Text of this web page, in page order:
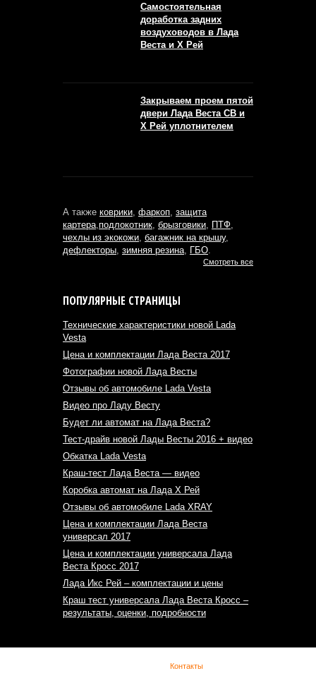
Самостоятельная
доработка задних
воздуховодов в Лада
Веста и Х Рей
Закрываем проем пятой
двери Лада Веста СВ и
Х Рей уплотнителем
А также коврики фаркоп защита
картера подлокотник брызговики ПТФ
чехлы из экокожи багажник на крышу,
дефлекторы зимняя резина ГБО
Смотреть все
ПОПУЛЯРНЫЕ СТРАНИЦЫ
Технические характеристики новой Lada
Vesta
Цена и комплектации Лада Веста 2017
Фотографии новой Лада Весты
Отзывы об автомобиле Lada Vesta
Видео про Ладу Весту
Будет ли автомат на Лада Веста?
Тест-драйв новой Лады Весты 2016 + видео
Обкатка Lada Vesta
Краш-тест Лада Веста — видео
Коробка автомат на Лада Х Рей
Отзывы об автомобиле Lada XRAY
Цена и комплектации Лада Веста
универсал 2017
Цена и комплектации универсала Лада
Веста Кросс 2017
Лада Икс Рей – комплектации и цены
Краш тест универсала Лада Веста Кросс –
результаты, оценки, подробности
Контакты